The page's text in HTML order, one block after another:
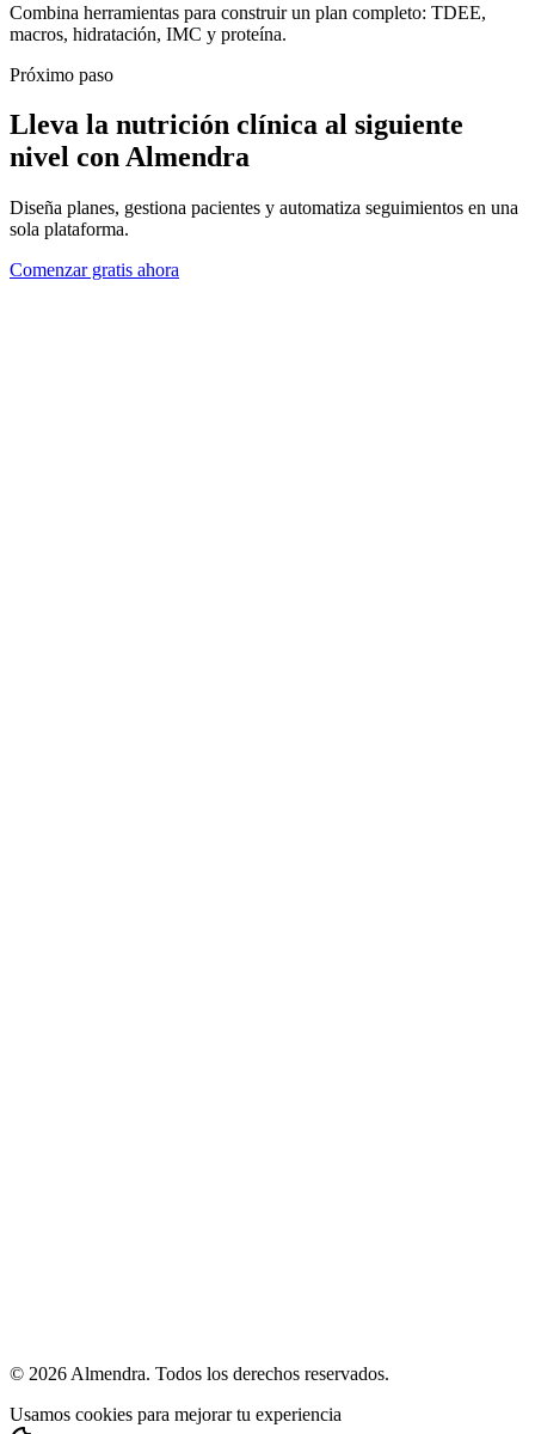
Combina herramientas para construir un plan completo: TDEE,
macros, hidratación, IMC y proteína.
Próximo paso
Lleva la nutrición clínica al siguiente
nivel con Almendra
Diseña planes, gestiona pacientes y automatiza seguimientos en una
sola plataforma.
Comenzar gratis ahora
© 2026 Almendra. Todos los derechos reservados.
Usamos cookies para mejorar tu experiencia